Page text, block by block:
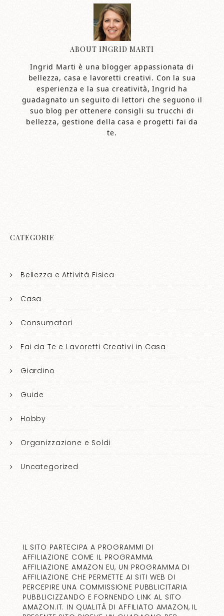
ABOUTINGRID MARTI
Ingrid Marti è una blogger appassionata di
bellezza, casa e lavoretti creativi. Con la sua
esperienza e la sua creatività, Ingrid ha
guadagnato un seguito di lettori che seguono il
suo blog per ottenere consigli su trucchi di
bellezza, gestione della casa e progetti fai da
te.
CATEGORIE
Bellezza e Attività Fisica
Casa
Consumatori
Fai da Te e Lavoretti Creativi in Casa
Giardino
Guide
Hobby
Organizzazione e Soldi
Uncategorized
IL SITO PARTECIPA A PROGRAMMI DI
AFFILIAZIONE COME IL PROGRAMMA
AFFILIAZIONE AMAZON EU, UN PROGRAMMA DI
AFFILIAZIONE CHE PERMETTE AI SITI WEB DI
PERCEPIRE UNA COMMISSIONE PUBBLICITARIA
PUBBLICIZZANDO E FORNENDO LINK AL SITO
AMAZON.IT. IN QUALITÀ DI AFFILIATO AMAZON, IL